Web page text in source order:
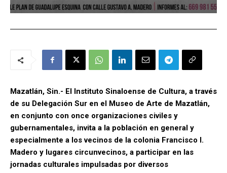
Mazatlán, Sin.- El Instituto Sinaloense de Cultura, a través
de su Delegación Sur en el Museo de Arte de Mazatlán,
en conjunto con once organizaciones civiles y
gubernamentales, invita a la población en general y
especialmente a los vecinos de la colonia Francisco I.
Madero y lugares circunvecinos, a participar en las
jornadas culturales impulsadas por diversos